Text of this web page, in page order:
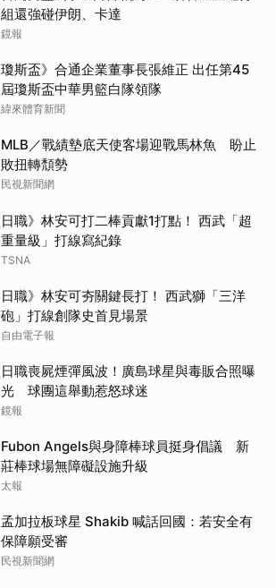
組還強碰伊朗、卡達
鏡報
瓊斯盃》合通企業董事長張維正 出任第45
屆瓊斯盃中華男籃白隊領隊
緯來體育新聞
MLB／戰績墊底天使客場迎戰馬林魚 盼止
敗扭轉頹勢
民視新聞網
日職》林安可打二棒貢獻1打點！ 西武「超
重量級」打線寫紀錄
TSNA
日職》林安可夯關鍵長打！ 西武獅「三洋
砲」打線創隊史首見場景
自由電子報
日職喪屍煙彈風波！廣島球星與毒販合照曝
光 球團這舉動惹怒球迷
鏡報
Fubon Angels與身障棒球員挺身倡議 新
莊棒球場無障礙設施升級
太報
孟加拉板球星 Shakib 喊話回國：若安全有
保障願受審
民視新聞網